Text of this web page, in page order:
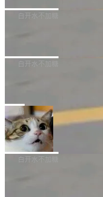
自研的多个文生3D和...
整性保护。效果是：吞吐量提
让语音识别不再只是听清，而是
w 不要求标准普通话，方言识别
新和少量网页兼容性修复版本
容提供的字体时出现的几个问题
质的最低采样率）的音频格式
SS 圆角虚线样式中可能存在的
的图像元素不在同一个子树中，
联 加...
白开水不加糖
发布的 Release Notes，他利
最强的若干项。对于尚未正式
通过拉取过去一年内（从 PG
至今）的所有 commit，同样交
经过人工复核，准确度令人满
社区爱好者提供了高效跟踪新
白开水不加糖
维护工作一直与我的日常工作
和休闲娱乐竞争时间。" 这是
ebastian Pipping 写在博客里
他宣布了一个新消息：从
他可以全职维护 libexpat 了，
局
Firefox 153.0.3 发布
Firefox 153.0.3 现已发布，具
下： New Smart Window 包含
白开水不加糖